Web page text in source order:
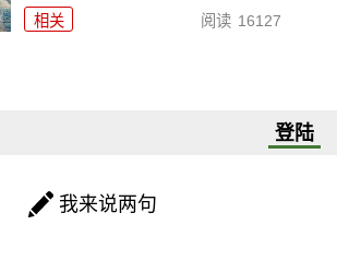
相关 阅读 16127
登陆
我来说两句